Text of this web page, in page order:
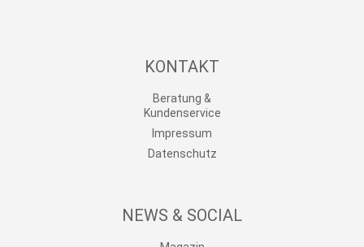
KONTAKT
Beratung &
Kundenservice
Impressum
Datenschutz
NEWS & SOCIAL